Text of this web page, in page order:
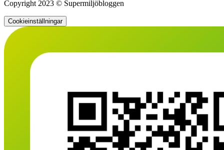
Copyright 2023 © Supermiljöbloggen
Cookieinställningar